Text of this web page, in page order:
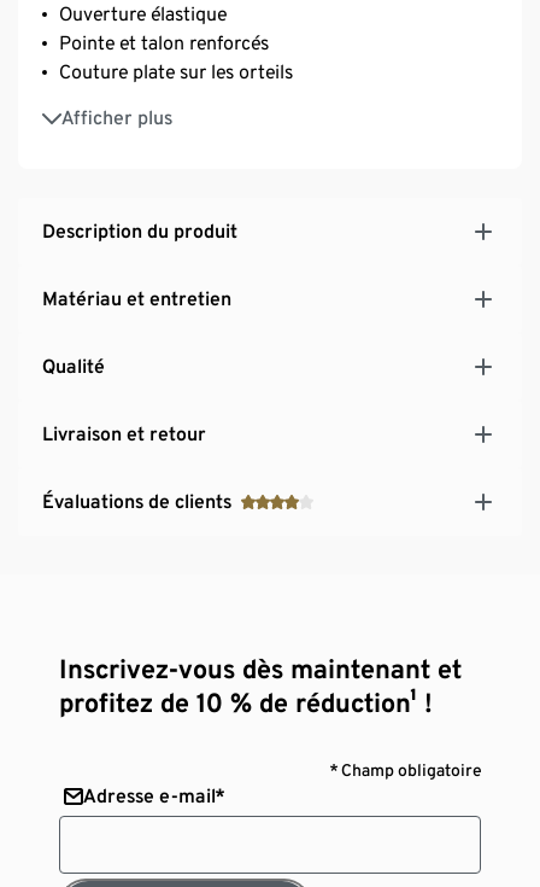
Ouverture élastique
Pointe et talon renforcés
Couture plate sur les orteils
Afficher plus
Avec de l’élasthanne : indéformables, maintien
parfait, grand confort
Description du produit
Matériau et entretien
Qualité
Livraison et retour
Évaluations de clients
Inscrivez-vous dès maintenant et
profitez de 10 % de réduction¹ !
* Champ obligatoire
Adresse e-mail*